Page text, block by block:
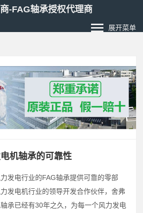
-FAG轴承授权代理商
展开菜单
机轴承的可靠性
发电行业的FAG轴承提供可靠的零部
发电机行业的领导开发合作伙伴，舍弗
承已经有30年之久，为每一个风力发电